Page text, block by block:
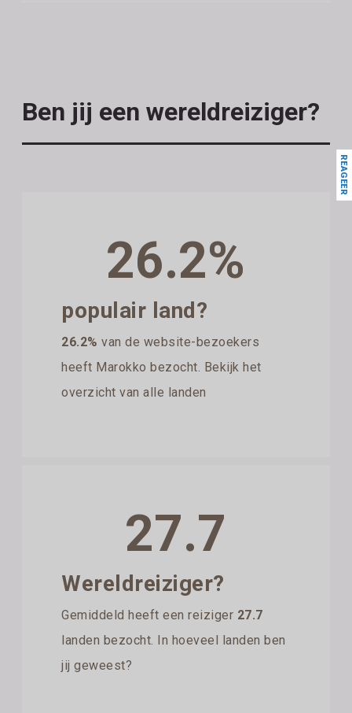
Ben jij een wereldreiziger?
26.2%
populair land?
26.2% van de website-bezoekers
heeft Marokko bezocht. Bekijk het
overzicht van alle landen
27.7
Wereldreiziger?
Gemiddeld heeft een reiziger 27.7
landen bezocht. In hoeveel landen ben
jij geweest?
REAGEER